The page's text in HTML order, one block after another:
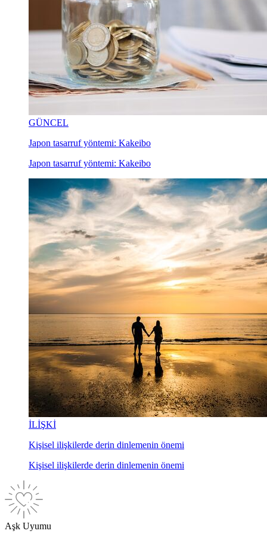
GÜNCEL
Japon tasarruf yöntemi: Kakeibo
Japon tasarruf yöntemi: Kakeibo
İLİŞKİ
Kişisel ilişkilerde derin dinlemenin önemi
Kişisel ilişkilerde derin dinlemenin önemi
Aşk Uyumu